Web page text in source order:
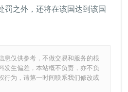
罚之外，还将在该国达到该国
息仅供参考，不做交易和服务的根
发生偏差，本站概不负责，亦不负
行为，请第一时间联系我们修改或